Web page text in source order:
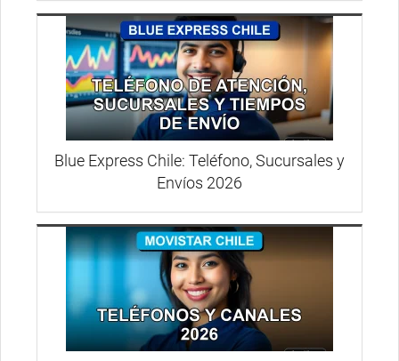
Blue Express Chile: Teléfono, Sucursales y
Envíos 2026